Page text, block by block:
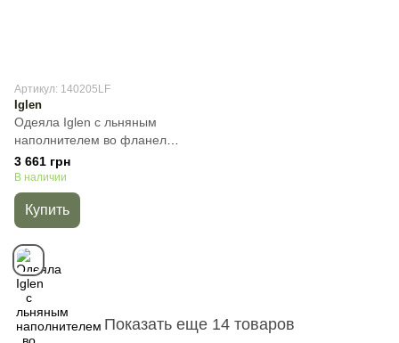
Артикул: 140205LF
Iglen
Одеяла Iglen с льняным
наполнителем во фланели
(деми), Коричневый,
Полуторный, 140х205 см,
800 г
3 661 грн
В наличии
Купить
Показать еще 14 товаров